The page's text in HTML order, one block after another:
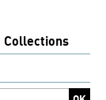
Collections